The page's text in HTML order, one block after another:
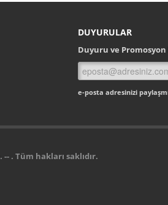
DUYURULAR
Duyuru ve
e-posta adresinizi
. -- . Tüm hakları saklıdır.